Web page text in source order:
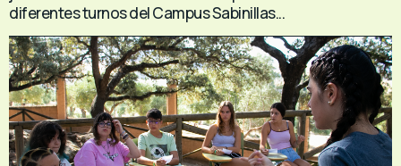
diferentes turnos del Campus Sabinillas...